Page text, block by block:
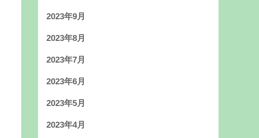
2023年9月
2023年8月
2023年7月
2023年6月
2023年5月
2023年4月